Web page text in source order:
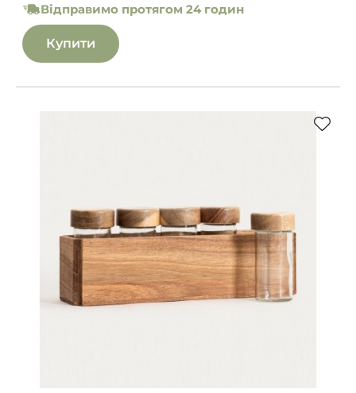
Відправимо протягом 24 годин
Купити